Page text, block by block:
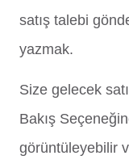
satış talebi
yazmak.
Size gelecek
Bakış
görüntüleyebilir